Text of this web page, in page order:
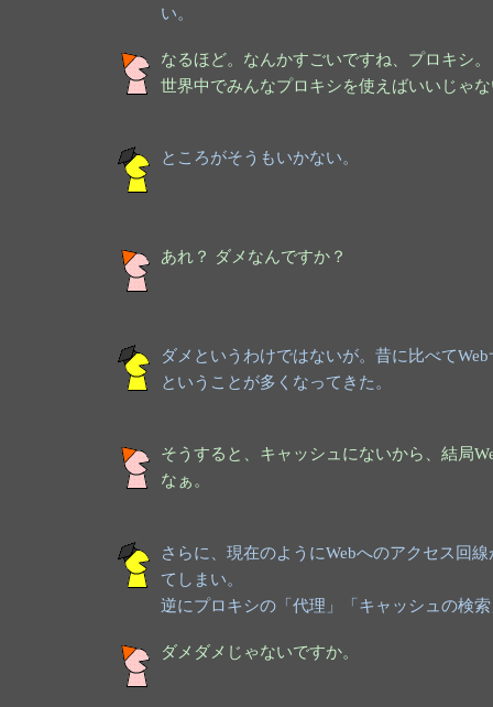
い。
なるほど。なんかすごいですね、プロキシ。
世界中でみんなプロキシを使えばいいじゃ
ところがそうもいかない。
あれ？ ダメなんですか？
ダメというわけではないが。昔に比べて
ということが多くなってきた。
そうすると、キャッシュにないから、結局
なぁ。
さらに、現在のようにWebへのアクセス回
てしまい。
逆にプロキシの「代理」「キャッシュの検
ダメダメじゃないですか。